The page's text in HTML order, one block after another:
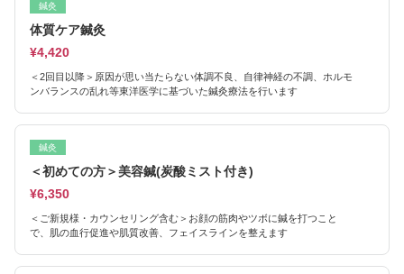
鍼灸
体質ケア鍼灸
¥4,420
＜2回目以降＞原因が思い当たらない体調不良、自律神経の不調、ホルモ
ンバランスの乱れ等東洋医学に基づいた鍼灸療法を行います
鍼灸
＜初めての方＞美容鍼(炭酸ミスト付き)
¥6,350
＜ご新規様・カウンセリング含む＞お顔の筋肉やツボに鍼を打つこと
で、肌の血行促進や肌質改善、フェイスラインを整えます